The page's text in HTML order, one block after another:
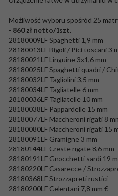
Możliwość wyboru spośród 25
- 860 zł netto/1szt.
28180009LF Spaghetti 1,9 mm
28180013LF Bigoli / Pici toscani 3
28180021LF Linguine 3x1,6 mm
28180025LF Spaghetti quadri /
28180032LF Tagliolini 3,5 mm
28180034LF Tagliatelle 6 mm
28180036LF Tagliatelle 10 mm
28180038LF Pappardelle 15 mm
28180077LF Maccheroni rigati 8
28180080LF Maccheroni rigati 15
28180091LF Gramigne 3 mm
28180144LF Creste rigate 8,6 mm
28180191LF Gnocchetti sardi 19
28180220LF Casarecce /
28180368LF Strozzapreti rustici
28180200LF Celentani 7,8 mm €